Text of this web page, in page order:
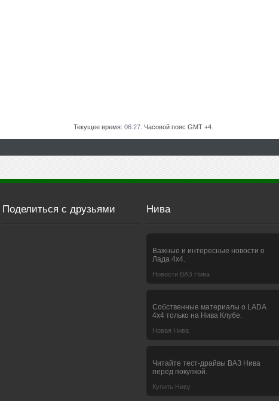
Текущее время: 06:27 . Часовой пояс GMT +4.
Поделиться с друзьями Нива
Важные и интересные новости о
Лада 4х4.
Новости ВАЗ Нива
Собственные материалы о LADA
4x4 только на Нива Клубе.
Новая Нива
Читайте тест-драйвы ВАЗ Нива
перед покупкой.
Купить Ниву